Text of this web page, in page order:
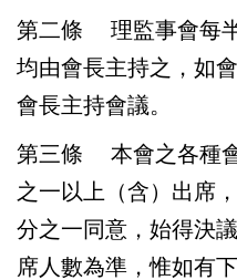
第二條 理監事會每
均由會長主持之，如
會長主持會議。
第三條 本會之各種
之一以上（含）出席
分之一同意，始得決
席人數為準，惟如有